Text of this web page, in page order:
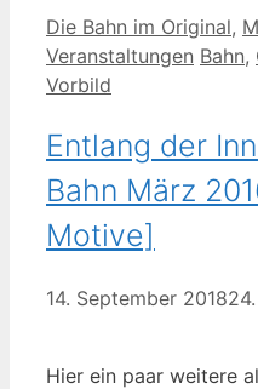
Kategorien
Die Bahn im Original,
Veranstaltungen Bahn,
Vorbild
Entlang der
Bahn März
Motive]
14. September 2018
Hier ein paar weitere